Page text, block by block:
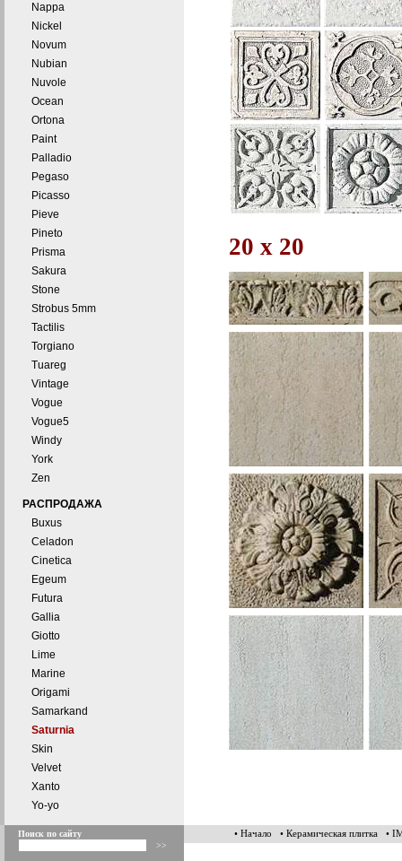
Nappa
Nickel
Novum
Nubian
Nuvole
Ocean
Ortona
Paint
Palladio
Pegaso
Picasso
Pieve
Pineto
Prisma
Sakura
Stone
Strobus 5mm
Tactilis
Torgiano
Tuareg
Vintage
Vogue
Vogue5
Windy
York
Zen
РАСПРОДАЖА
Buxus
Celadon
Cinetica
Egeum
Futura
Gallia
Giotto
Lime
Marine
Origami
Samarkand
Saturnia
Skin
Velvet
Xanto
Yo-yo
20 x 20
Поиск по сайту • Начало • Керамическая плитка •